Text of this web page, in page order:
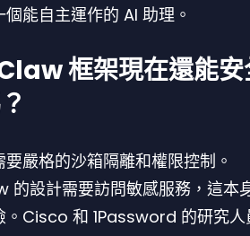
能自主運作的 AI 助理。
框架現在還能安
嚴格的沙箱隔離和權限控制。
的設計需要訪問敏感服務，這本
。Cisco 和 1Password 的研究人